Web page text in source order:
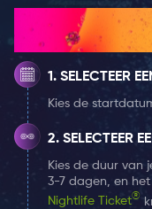
Met een concept
waarbij de
creatieve shots
uit zojuist een hele
Met je Amsterdam
shotje bij
laten zien! Kies hier
Nightlife ticket.
Hoe het
SELECTEER
Kies de
SELECTEER
Kies de duur van
3-7 dagen, en
Nightlife Ticket®